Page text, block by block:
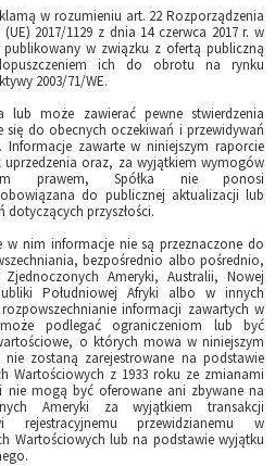
w rozumieniu art. 22 Rozporządzenia
2017/1129 z dnia 14 czerwca 2017 r. w
w związku z ofertą publiczną
ich do obrotu na rynku
2003/71/WE.
lub może zawierać pewne stwierdzenia
się do obecnych oczekiwań i przewidywań
Informacje zawarte w niniejszym raporcie
oraz, za wyjątkiem wymogów
prawem, Spółka nie ponosi
do publicznej aktualizacji lub
przyszłości.
w nim informacje nie są przeznaczone do
bezpośrednio albo pośrednio,
Ameryki, Australii, Nowej
Południowej Afryki albo w innych
informacji zawartych w
podlegać ograniczeniom lub być
o których mowa w niniejszym
zostaną zarejestrowane na podstawie
Wartościowych z 1933 roku ze zmianami
nie mogą być oferowane ani zbywane na
Ameryki za wyjątkiem transakcji
rejestracyjnemu przewidzianemu w
Wartościowych lub na podstawie wyjątku